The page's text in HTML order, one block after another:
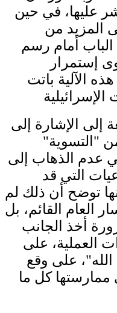
عليها، في حين
المزيد من
الباب أمام رسم
إستمرار
هذه الآلية باتت
إلى الإشارة إلى
"التسوية"
عدم الذهاب إلى
التي قد
توضح أن ذلك لم
العام القائم، بل
أخذ الجانب
العملية، على
على وقع
ممارستها كل ما